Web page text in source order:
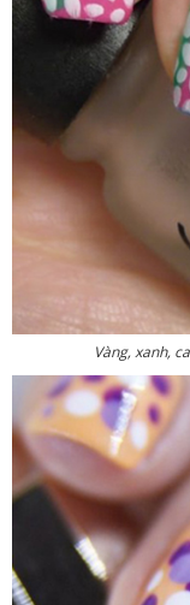
Vàng, xanh,